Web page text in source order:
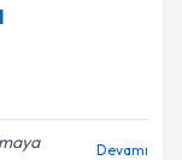
Devamı